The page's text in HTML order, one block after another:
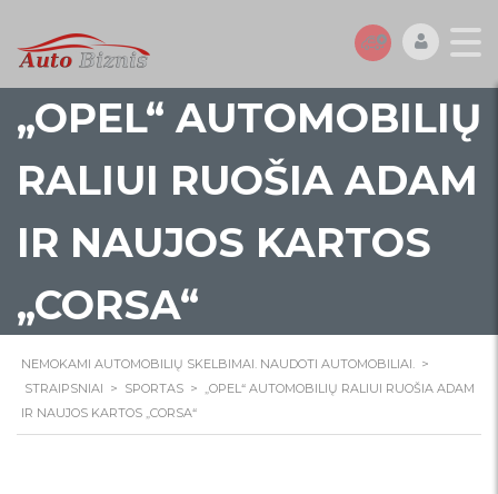
„OPEL“ AUTOMOBILIŲ
RALIUI RUOŠIA ADAM
IR NAUJOS KARTOS
„CORSA“
NEMOKAMI AUTOMOBILIŲ SKELBIMAI. NAUDOTI AUTOMOBILIAI. >
STRAIPSNIAI > SPORTAS > „OPEL“ AUTOMOBILIŲ RALIUI RUOŠIA ADAM
IR NAUJOS KARTOS „CORSA“